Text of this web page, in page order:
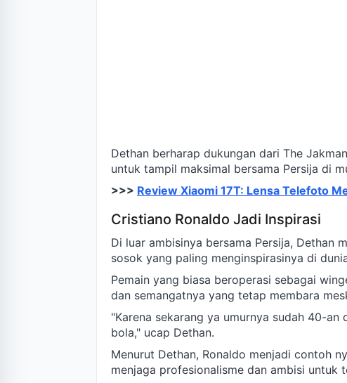
Dethan berharap dukungan dari The
untuk tampil maksimal bersama Persija di
>>> Review Xiaomi 17T: Lensa Telefoto
Cristiano Ronaldo Jadi Inspirasi
Di luar ambisinya bersama Persija, Dethan
sosok yang paling menginspirasinya di
Pemain yang biasa beroperasi sebagai
dan semangatnya yang tetap membara
"Karena sekarang ya umurnya sudah 40-
bola," ucap Dethan.
Menurut Dethan, Ronaldo menjadi contoh
menjaga profesionalisme dan ambisi untuk